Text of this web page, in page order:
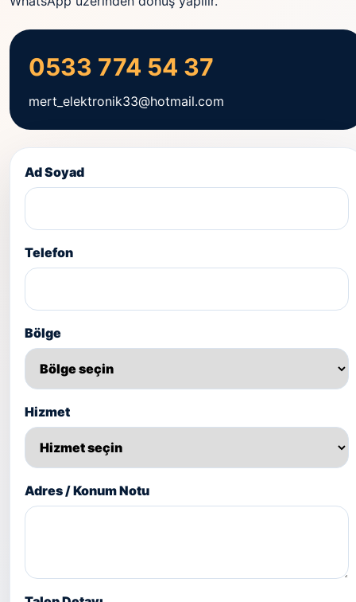
0533 774 54 37
mert_elektronik33@hotmail.com
Ad Soyad
Telefon
Bölge
Hizmet
Adres / Konum Notu